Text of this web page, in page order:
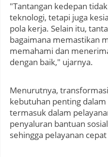
"Tantangan kedepan
teknologi, tetapi juga
pola kerja. Selain itu,
bagaimana memastikan
memahami dan
dengan baik," ujarnya.
Menurutnya,
kebutuhan penting
termasuk dalam
penyaluran bantuan
sehingga pelayanan